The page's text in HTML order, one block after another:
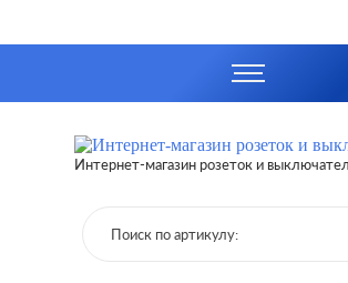
Интернет-магазин розеток и